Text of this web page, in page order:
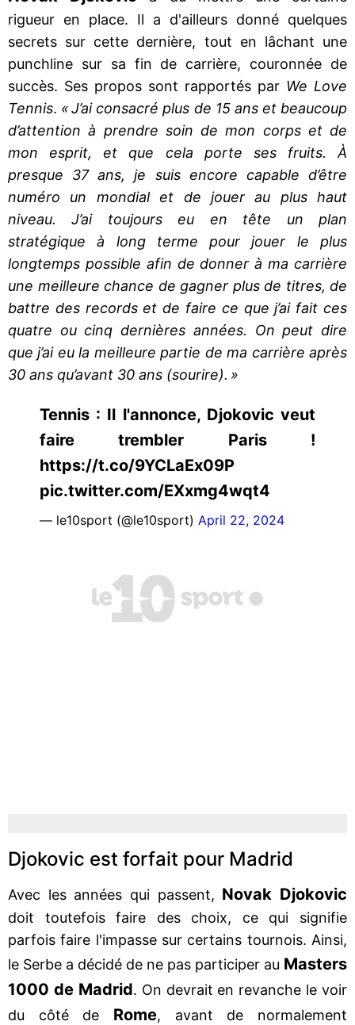
rigueur en place. Il a d'ailleurs donné quelques
secrets sur cette dernière, tout en lâchant une
punchline sur sa fin de carrière, couronnée de
succès. Ses propos sont rapportés par We Love
Tennis. « J’ai consacré plus de 15 ans et beaucoup
d’attention à prendre soin de mon corps et de
mon esprit, et que cela porte ses fruits. À
presque 37 ans, je suis encore capable d’être
numéro un mondial et de jouer au plus haut
niveau. J’ai toujours eu en tête un plan
stratégique à long terme pour jouer le plus
longtemps possible afin de donner à ma carrière
une meilleure chance de gagner plus de titres, de
battre des records et de faire ce que j’ai fait ces
quatre ou cinq dernières années. On peut dire
que j’ai eu la meilleure partie de ma carrière après
30 ans qu’avant 30 ans (sourire). »
Tennis : Il l'annonce, Djokovic veut
faire trembler Paris !
https://t.co/9YCLaEx09P
pic.twitter.com/EXxmg4wqt4
— le10sport (@le10sport) April 22, 2024
Djokovic est forfait pour Madrid
Avec les années qui passent, Novak Djokovic
doit toutefois faire des choix, ce qui signifie
parfois faire l'impasse sur certains tournois. Ainsi,
le Serbe a décidé de ne pas participer au Masters
1000 de Madrid. On devrait en revanche le voir
du côté de Rome, avant de normalement